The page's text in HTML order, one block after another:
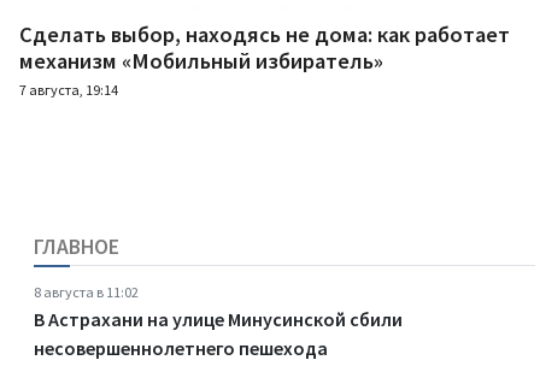
Сделать выбор, находясь не дома: как работает
механизм «Мобильный избиратель»
7 августа, 19:14
ГЛАВНОЕ
8 августа в 11:02
В Астрахани на улице Минусинской сбили
несовершеннолетнего пешехода